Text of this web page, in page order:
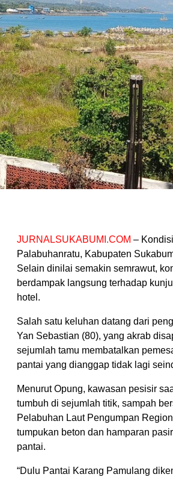
JURNALSUKABUMI.COM –
Palabuhanratu, Kabupaten
Selain dinilai semakin semrawut,
berdampak langsung terhadap
hotel.
Salah satu keluhan datang dari
Yan Sebastian (80), yang akrab
sejumlah tamu membatalkan
pantai yang dianggap tidak lagi
Menurut Opung, kawasan pesisir
tumbuh di sejumlah titik, sampah
Pelabuhan Laut Pengumpan
tumpukan beton dan hamparan
pantai.
“Dulu Pantai Karang Pamulang